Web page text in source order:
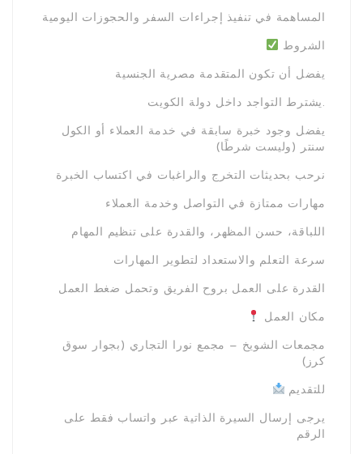
المساهمة في تنفيذ إجراءات السفر والحجوزات اليومية
الشروط
يفضل أن تكون المتقدمة مصرية الجنسية
يشترط التواجد داخل دولة الكويت.
سنتر (وليست شرطًا)
نرحب بحديثات التخرج والراغبات في اكتساب الخبرة
مهارات ممتازة في التواصل وخدمة العملاء
اللباقة، حسن المظهر، والقدرة على تنظيم المهام
سرعة التعلم والاستعداد لتطوير المهارات
القدرة على العمل بروح الفريق وتحمل ضغط العمل
مكان العمل
مجمعات الشويخ – مجمع نورا التجاري (بجوار سوق
كرز)
للتقديم
يرجى إرسال السيرة الذاتية عبر واتساب فقط على
الرقم